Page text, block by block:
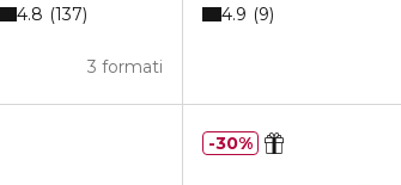
3 formati
4.8 137 4.9 9
30%